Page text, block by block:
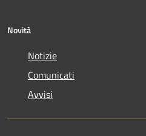
Novità
Notizie
Comunicati
Avvisi